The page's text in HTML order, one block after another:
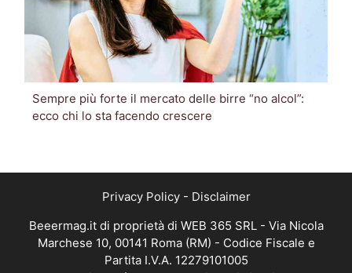
Sempre più forte il mercato delle birre “no alcol”:
ecco chi lo sta facendo crescere
Privacy Policy- Disclaimer
Beeermag.it di proprietà di WEB 365 SRL - Via Nicola
Marchese 10, 00141 Roma (RM) - Codice Fiscale e
Partita I.V.A. 12279101005